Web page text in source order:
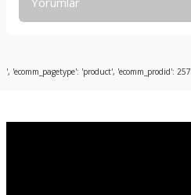
Bu ürüne ilk
', 'ecomm_pagetype': 'product', 'ecomm_prodid':